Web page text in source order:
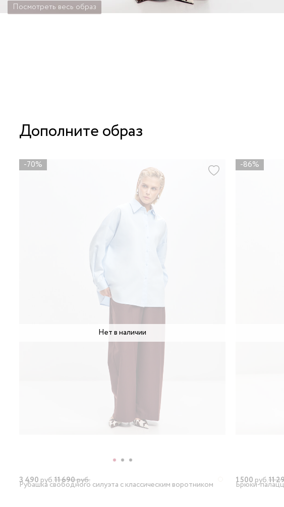
Посмотреть весь образ
Дополните образ
Нет в наличии
-70%
3 490 руб.11 690руб.
Рубашка свободного силуэта с классическим воротником
-86%
1 500 руб.11
Брюки-